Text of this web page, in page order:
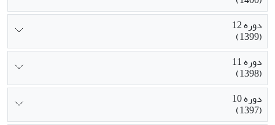
دوره 12
(1399)
دوره 11
(1398)
دوره 10
(1397)